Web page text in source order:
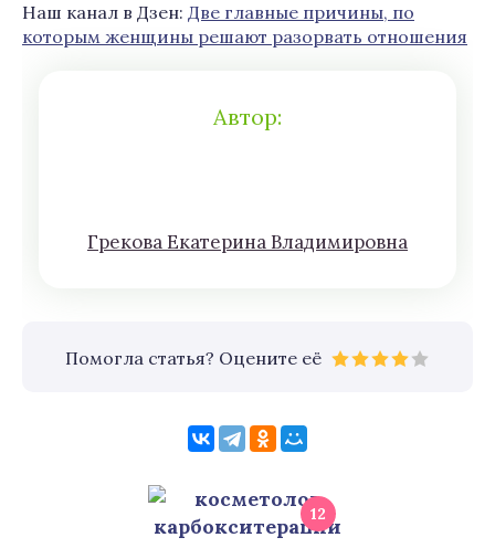
Наш канал в Дзен: Две главные причины, по
которым женщины решают разорвать отношения
Автор:
Грeкoва Eкатeринa Влaдимирoвна
Помогла статья? Оцените её
12